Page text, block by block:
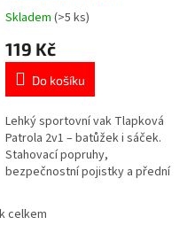
Průměrné
produktu
5,0
5
hvězdiček.
Skladem (>5 ks)
119 Kč
Do košíku
Lehký sportovní vak Tlapková
Patrola 2v1 – batůžek i sáček.
Stahovací popruhy,
bezpečnostní pojistky a přední
cm. Více produktů s motivem
👉 TLAPKOVÉ PATROLY
celkem